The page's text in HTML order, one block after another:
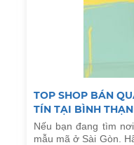
TOP SHOP BÁN
TÍN TẠI BÌNH
Nếu bạn đang tìm
mẫu mã ở Sài Gòn.